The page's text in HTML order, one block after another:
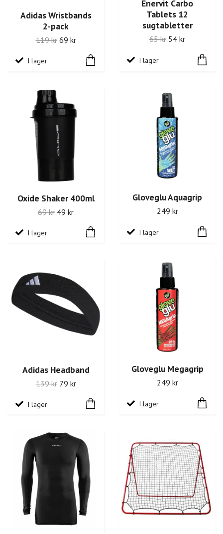
Adidas Wristbands
2-pack
119 kr 69 kr
I lager
Enervit Carbo
Tablets 12
sugtabletter
65 kr 54 kr
I lager
Oxide Shaker 400ml
69 kr 49 kr
I lager
Gloveglu Aquagrip
249 kr
I lager
Adidas Headband
139 kr 79 kr
I lager
Gloveglu Megagrip
249 kr
I lager